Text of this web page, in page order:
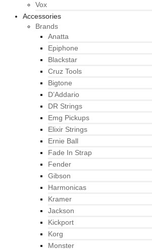
Vox
Accessories
Brands
Anatta
Epiphone
Blackstar
Cruz Tools
Bigtone
D’Addario
DR Strings
Emg Pickups
Elixir Strings
Ernie Ball
Fade In Strap
Fender
Gibson
Harmonicas
Kramer
Jackson
Kickport
Korg
Monster